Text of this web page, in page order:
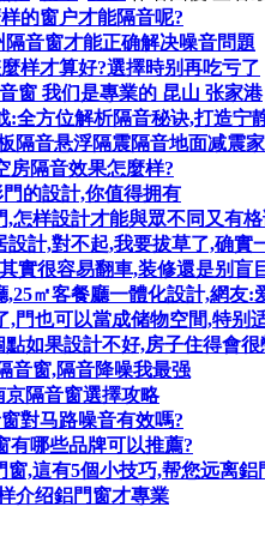
的窗户才能隔音呢?
音窗才能正确解决噪音問題
样才算好?選擇時别再吃亏了
窗 我们是專業的 昆山 张家港
:全方位解析隔音秘诀,打造宁
隔音悬浮隔震隔音地面减震
房隔音效果怎麼样?
門的設計,你值得拥有
,怎样設計才能與眾不同又有格
設計,對不起,我要拔草了,确實
實很容易翻車,装修還是别盲
,25㎡客餐廳一體化設計,網友:
,門也可以當成储物空間,特别
點如果設計不好,房子住得會很
音窗,隔音降噪我最强
京隔音窗選擇攻略
對马路噪音有效嗎?
有哪些品牌可以推薦?
窗,這有5個小技巧,帮您远离鋁
介绍鋁門窗才專業